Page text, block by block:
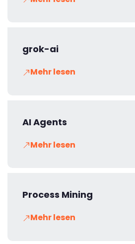
grok-ai
Mehr lesen
AI Agents
Mehr lesen
Process Mining
Mehr lesen